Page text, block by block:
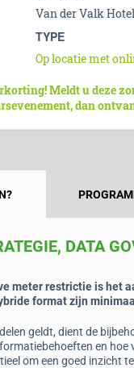
Van der Valk
TYPE
Op locatie met
Meldt u deze
dan
DATA
meter restrictie is het
format zijn
geldt, dient de
en
om een goed inzicht
Business
NL